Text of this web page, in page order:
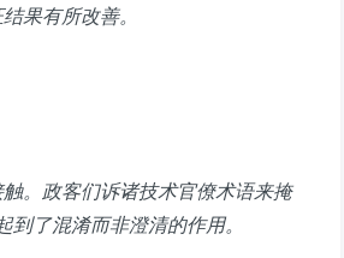
果有所改善。
。政客们诉诸技术官僚术语来掩
到了混淆而非澄清的作用。